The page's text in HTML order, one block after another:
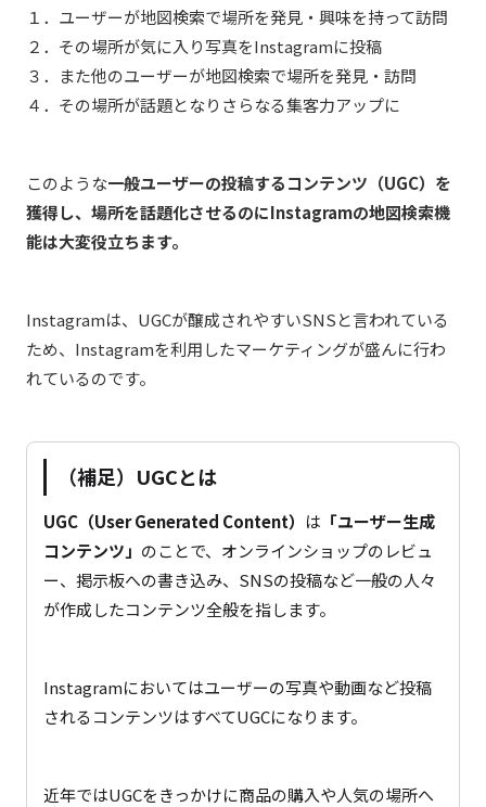
１．ユーザーが地図検索で場所を発見・興味を持って訪問
２．その場所が気に入り写真をInstagramに投稿
３．また他のユーザーが地図検索で場所を発見・訪問
４．その場所が話題となりさらなる集客力アップに
このような一般ユーザーの投稿するコンテンツ（UGC）を
獲得し、場所を話題化させるのにInstagramの地図検索機
能は大変役立ちます。
Instagramは、UGCが醸成されやすいSNSと言われている
ため、Instagramを利用したマーケティングが盛んに行わ
れているのです。
（補足）UGCとは
UGC（User Generated Content） は 「ユーザー生成
コンテンツ」 のことで、オンラインショップのレビュ
ー、掲示板への書き込み、SNSの投稿など一般の人々
が作成したコンテンツ全般を指します。
Instagramにおいてはユーザーの写真や動画など投稿
されるコンテンツはすべてUGCになります。
近年ではUGCをきっかけに商品の購入や人気の場所へ